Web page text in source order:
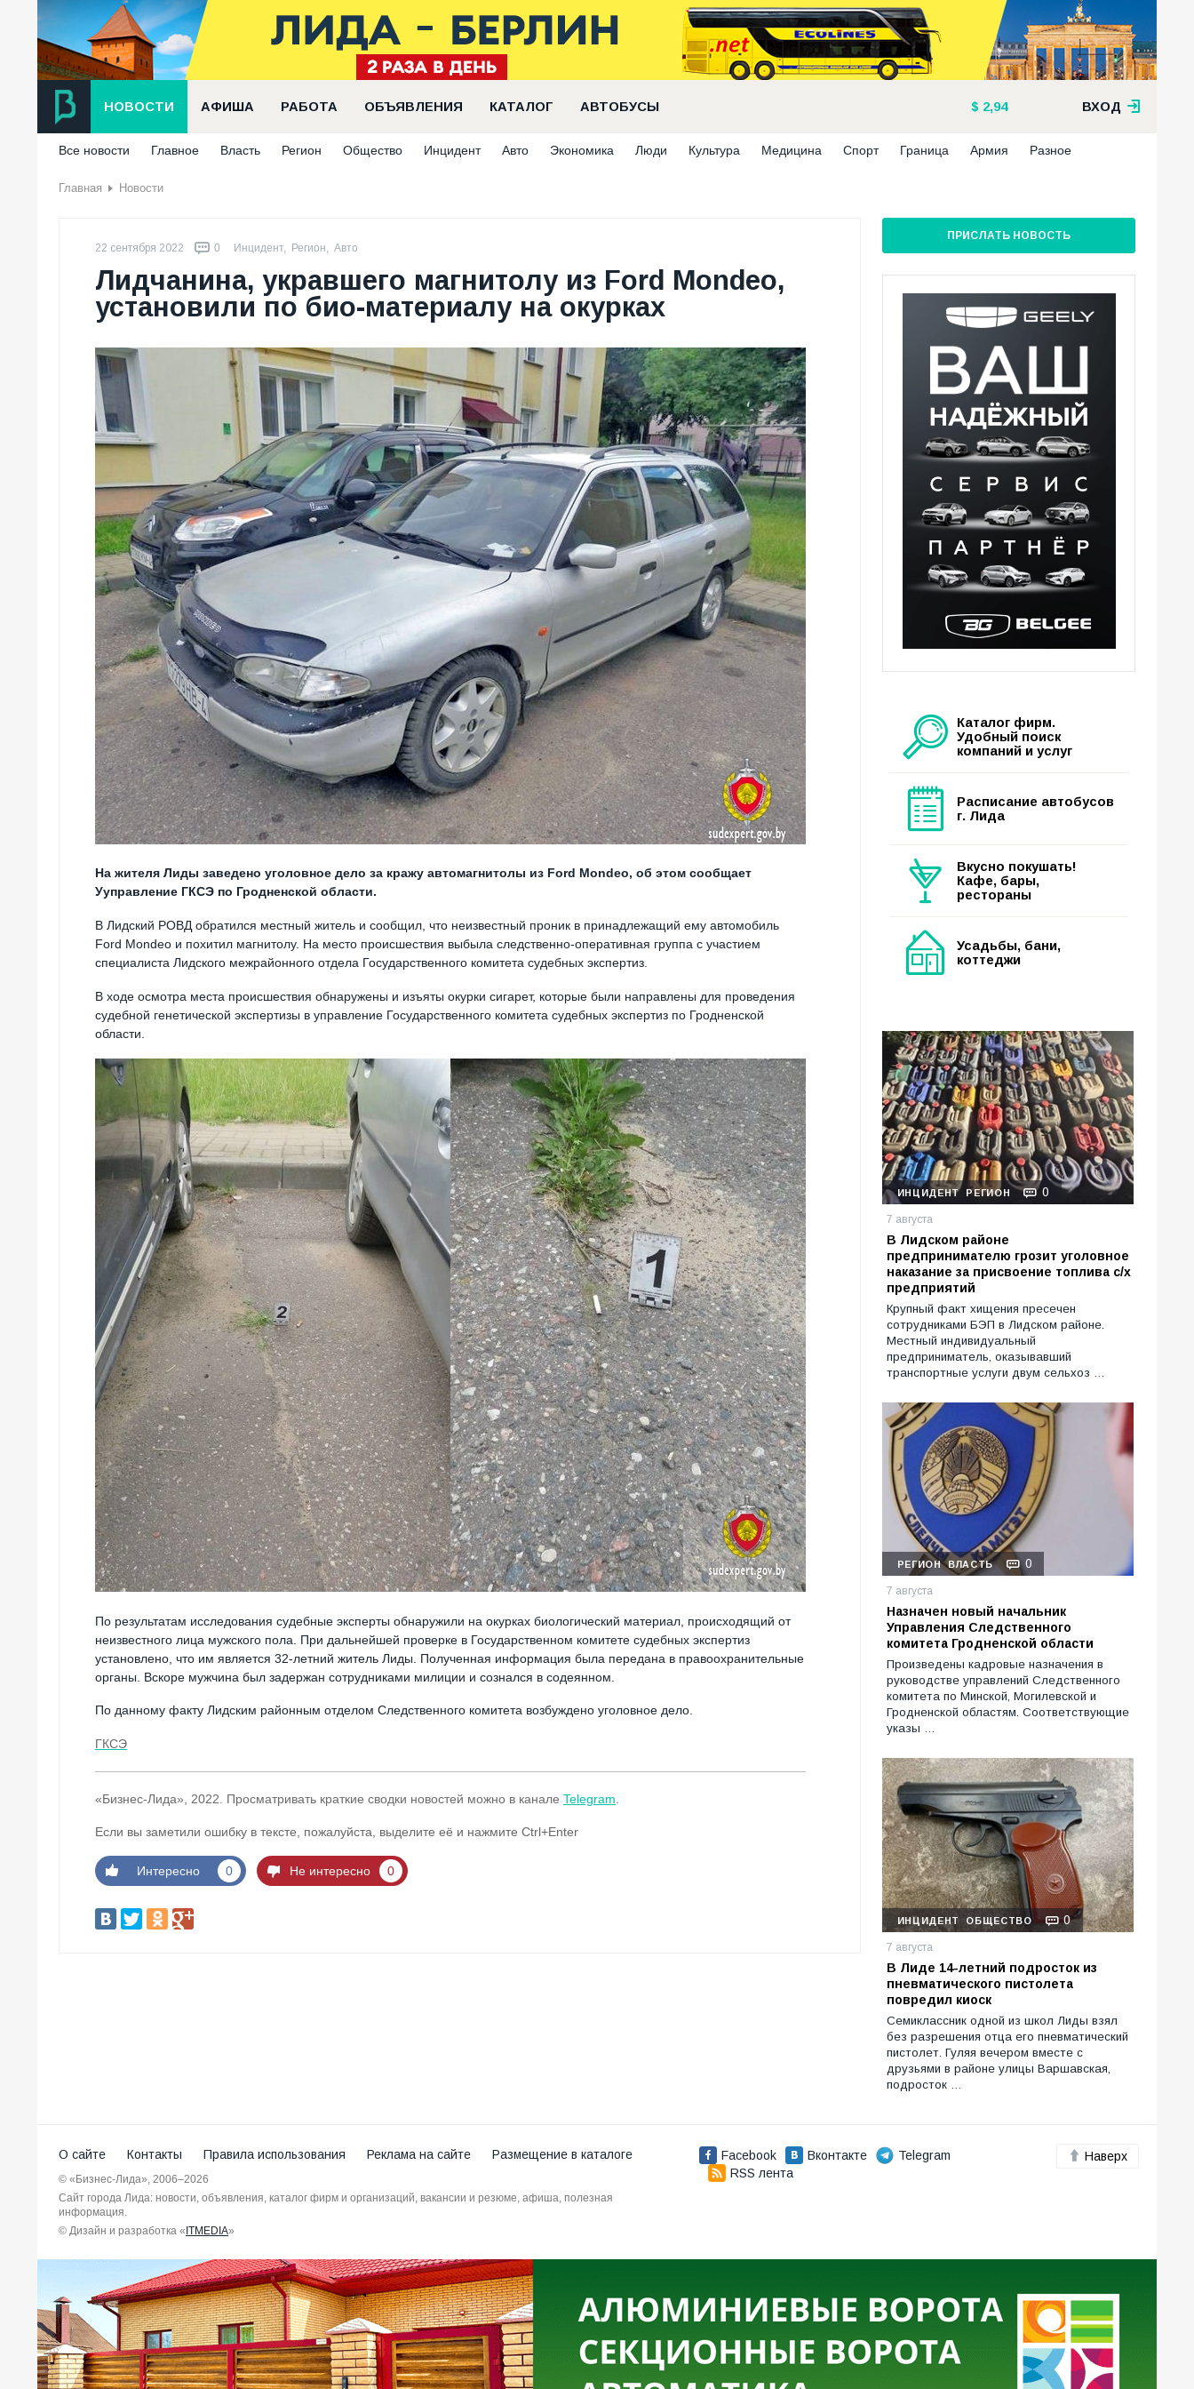
НОВОСТИ АФИША РАБОТА ОБЪЯВЛЕНИЯ КАТАЛОГ АВТОБУСЫ 2,94 ВХОД
Все новости Главное Власть Регион Общество Инцидент Авто Экономика Люди Культура Медицина Спорт Граница Армия Разное
Главная Новости
22 сентября 2022 0 Инцидент, Регион, Авто
Лидчанина, укравшего магнитолу из Ford Mondeo,
установили по био-материалу на окурках
На жителя Лиды заведено уголовное дело за кражу автомагнитолы из Ford Mondeo, об этом сообщает
Ууправление ГКСЭ по Гродненской области.
В Лидский РОВД обратился местный житель и сообщил, что неизвестный проник в принадлежащий ему автомобиль
Ford Mondeo и похитил магнитолу. На место происшествия выбыла следственно-оперативная группа с участием
специалиста Лидского межрайонного отдела Государственного комитета судебных экспертиз.
В ходе осмотра места происшествия обнаружены и изъяты окурки сигарет, которые были направлены для проведения
судебной генетической экспертизы в управление Государственного комитета судебных экспертиз по Гродненской
области.
По результатам исследования судебные эксперты обнаружили на окурках биологический материал, происходящий от
неизвестного лица мужского пола. При дальнейшей проверке в Государственном комитете судебных экспертиз
установлено, что им является 32-летний житель Лиды. Полученная информация была передана в правоохранительные
органы. Вскоре мужчина был задержан сотрудниками милиции и сознался в содеянном.
По данному факту Лидским районным отделом Следственного комитета возбуждено уголовное дело.
ГКСЭ
«Бизнес-Лида», 2022. Просматривать краткие сводки новостей можно в канале Telegram.
Если вы заметили ошибку в тексте, пожалуйста, выделите её и нажмите Ctrl+Enter
Интересно 0 Не интересно 0
ПРИСЛАТЬ НОВОСТЬ
Каталог фирм.
Удобный поиск
компаний и услуг
Расписание автобусов
г. Лида
Вкусно покушать!
Кафе, бары,
рестораны
Усадьбы, бани,
коттеджи
ИНЦИДЕНТ РЕГИОН 0
7 августа
В Лидском районе
предпринимателю грозит уголовное
наказание за присвоение топлива с/х
предприятий
Крупный факт хищения пресечен
сотрудниками БЭП в Лидском районе.
Местный индивидуальный
предприниматель, оказывавший
транспортные услуги двум сельхоз …
РЕГИОН ВЛАСТЬ 0
7 августа
Назначен новый начальник
Управления Следственного
комитета Гродненской области
Произведены кадровые назначения в
руководстве управлений Следственного
комитета по Минской, Могилевской и
Гродненской областям. Соответствующие
указы …
ИНЦИДЕНТ ОБЩЕСТВО 0
7 августа
В Лиде 14-летний подросток из
пневматического пистолета
повредил киоск
Семиклассник одной из школ Лиды взял
без разрешения отца его пневматический
пистолет. Гуляя вечером вместе с
друзьями в районе улицы Варшавская,
подросток …
О сайте Контакты Правила использования Реклама на сайте Размещение в каталоге
© «Бизнес-Лида», 2006–2026
Сайт города Лида: новости, объявления, каталог фирм и организаций, вакансии и резюме, афиша, полезная
информация.
© Дизайн и разработка «ITMEDIA»
Facebook Вконтакте
Telegram
RSS лента
Наверх